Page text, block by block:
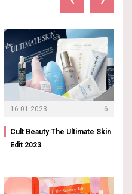
16.01.2023 6
Cult Beauty The Ultimate Skin
Edit 2023